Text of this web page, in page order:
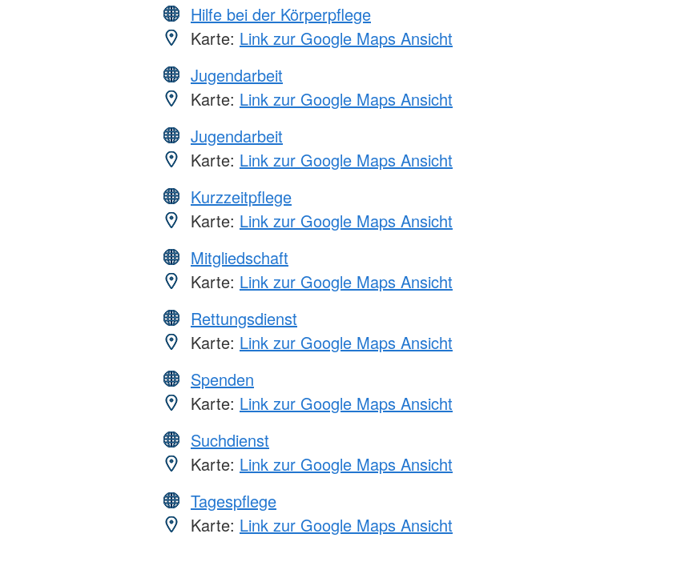
Hilfe bei der Körperpflege
Karte: Link zur Google Maps Ansicht
Jugendarbeit
Karte: Link zur Google Maps Ansicht
Jugendarbeit
Karte: Link zur Google Maps Ansicht
Kurzzeitpflege
Karte: Link zur Google Maps Ansicht
Mitgliedschaft
Karte: Link zur Google Maps Ansicht
Rettungsdienst
Karte: Link zur Google Maps Ansicht
Spenden
Karte: Link zur Google Maps Ansicht
Suchdienst
Karte: Link zur Google Maps Ansicht
Tagespflege
Karte: Link zur Google Maps Ansicht